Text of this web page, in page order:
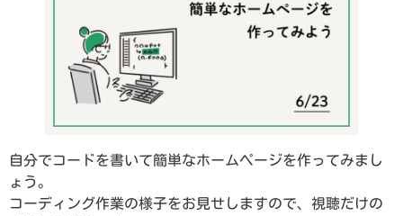
自分でコードを書いて簡単なホームページを作ってみまし
ょう。
コーディング作業の様子をお見せしますので、視聴だけの